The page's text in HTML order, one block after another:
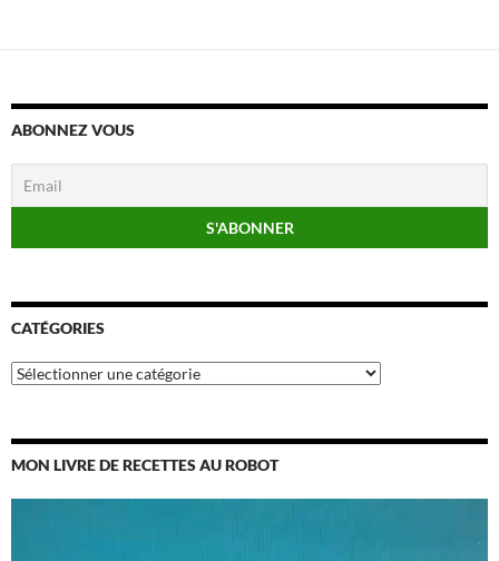
ABONNEZ VOUS
CATÉGORIES
Catégories
MON LIVRE DE RECETTES AU ROBOT